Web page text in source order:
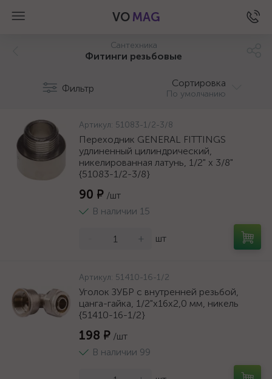
VO MAG
Сантехника
Фитинги резьбовые
Фильтр Сортировка
По умолчанию
Артикул: 51083-1/2-3/8
Переходник GENERAL FITTINGS
удлиненный цилиндрический,
никелированная латунь, 1/2" х 3/8"
{51083-1/2-3/8}
90 ₽ /шт
В наличии 15
+ шт
Артикул: 51410-16-1/2
Уголок ЗУБР с внутренней резьбой,
цанга-гайка, 1/2"х16х2,0 мм, никель
{51410-16-1/2}
198 ₽ /шт
В наличии 99